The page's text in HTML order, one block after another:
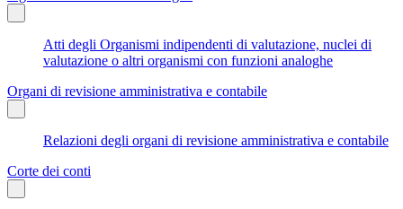
Atti degli Organismi indipendenti di valutazione, nuclei di
valutazione o altri organismi con funzioni analoghe
Organi di revisione amministrativa e contabile
Relazioni degli organi di revisione amministrativa e contabile
Corte dei conti